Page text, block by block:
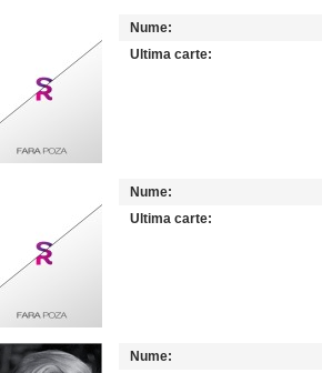
Nume:
Ultima carte:
Nume:
Ultima carte:
Nume: